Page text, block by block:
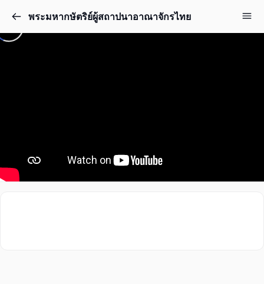
พระมหากษัตริย์ผู้สถาปนาอาณาจักรไทย